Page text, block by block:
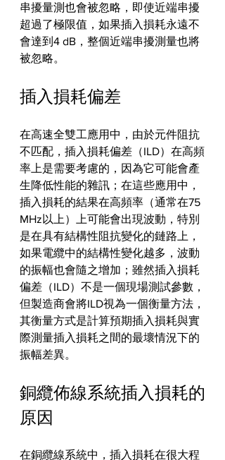
串擾量測也會被忽略，即使近端串擾
超過了極限值，如果插入損耗永遠不
會達到4 dB，整個近端串擾測量也將
被忽略。
插入損耗偏差
在高速全雙工應用中，由於元件阻抗
不匹配，插入損耗偏差（ILD）在高頻
率上是需要考慮的，因為它可能會產
生降低性能的雜訊；在這些應用中，
插入損耗的結果在高頻率（通常在75
MHz以上）上可能會出現波動，特別
是在具有結構性阻抗變化的鏈路上，
如果電纜中的結構性變化越多，波動
的振幅也會隨之增加；雖然插入損耗
偏差（ILD）不是一個現場測試參數，
但製造商會將ILD視為一個衡量方法，
其衡量方式是計算預期插入損耗與實
際測量插入損耗之間的最壞情況下的
振幅差異。
銅纜佈線系統插入損耗的
原因
在銅纜線系統中，插入損耗在很大程